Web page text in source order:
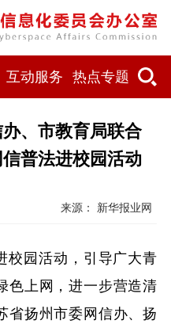
互动服务 热点专题
、市教育局联合
普法进校园活动
来源： 新华报业网
校园活动，引导广大青
色上网，进一步营造清
省扬州市委网信办、扬